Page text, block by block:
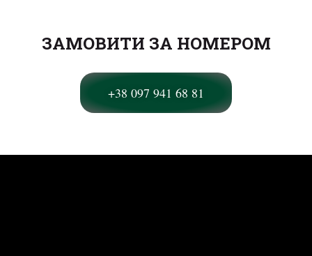
ЗАМОВИТИ ЗА НОМЕРОМ
+38 097 941 68 81